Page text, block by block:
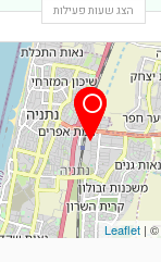
הצג שעות פעילות
Leaflet | ©